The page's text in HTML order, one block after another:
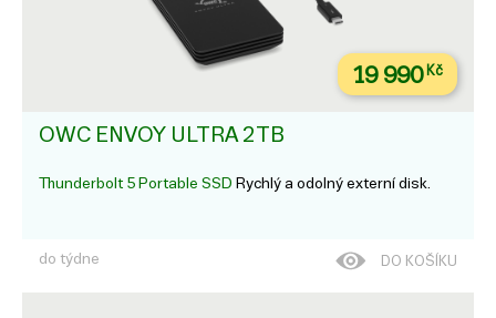
19 990Kč
OWC ENVOY ULTRA 2TB
Thunderbolt 5 Portable SSD Rychlý a odolný externí disk.
do týdne DO KOŠÍKU